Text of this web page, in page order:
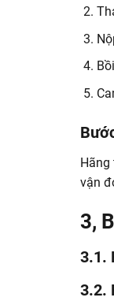
vận
3,
3.1.
3.2.